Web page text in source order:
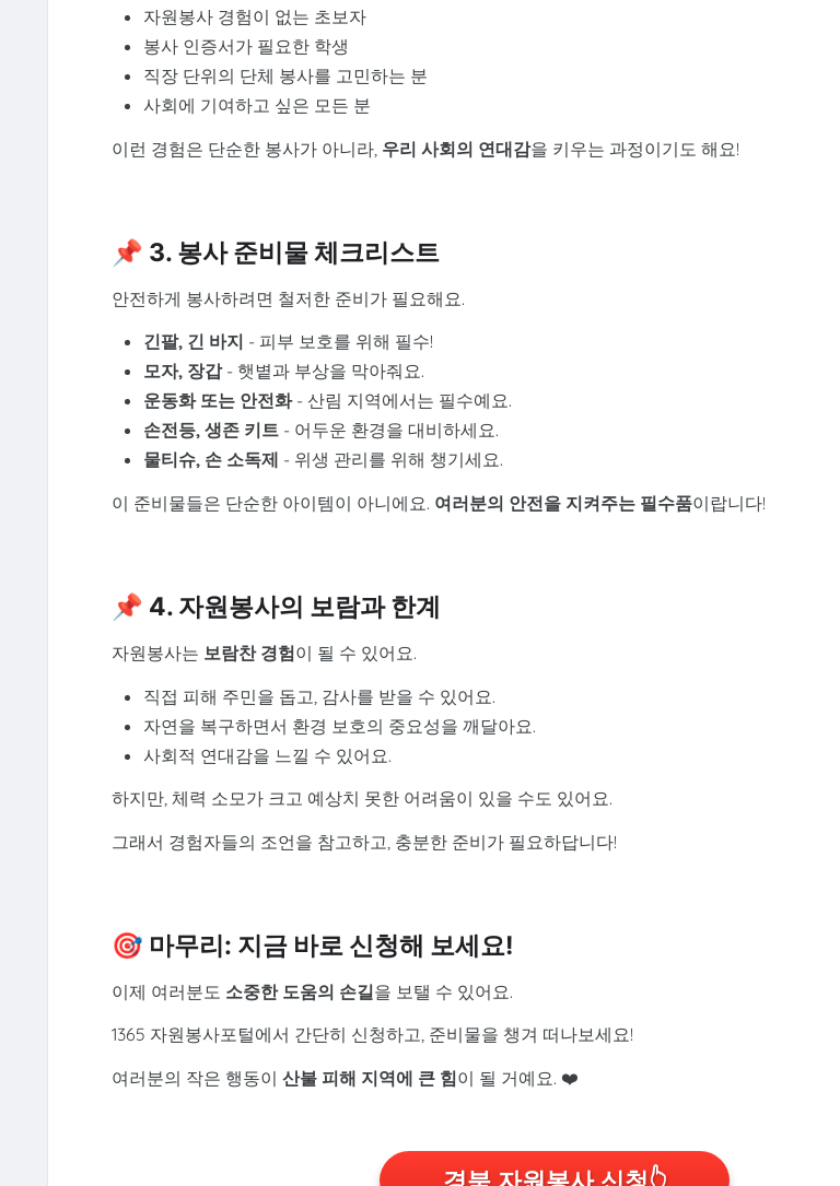
자원봉사 경험이 없는 초보자
봉사 인증서가 필요한 학생
직장 단위의 단체 봉사를 고민하는 분
사회에 기여하고 싶은 모든 분
이런 경험은 단순한 봉사가 아니라, 우리 사회의 연대감을 키우는 과정이기도 해요!
📌 3. 봉사 준비물 체크리스트
안전하게 봉사하려면 철저한 준비가 필요해요.
긴팔, 긴 바지 - 피부 보호를 위해 필수!
모자, 장갑- 햇볕과 부상을 막아줘요.
운동화 또는 안전화- 산림 지역에서는 필수예요.
손전등, 생존 키트 - 어두운 환경을 대비하세요.
물티슈, 손 소독제 - 위생 관리를 위해 챙기세요.
이 준비물들은 단순한 아이템이 아니에요. 여러분의 안전을 지켜주는 필수품이랍니다!
📌 4. 자원봉사의 보람과 한계
자원봉사는 보람찬 경험이 될 수 있어요.
직접 피해 주민을 돕고, 감사를 받을 수 있어요.
자연을 복구하면서 환경 보호의 중요성을 깨달아요.
사회적 연대감을 느낄 수 있어요.
하지만, 체력 소모가 크고 예상치 못한 어려움이 있을 수도 있어요.
그래서 경험자들의 조언을 참고하고, 충분한 준비가 필요하답니다!
🎯 마무리: 지금 바로 신청해 보세요!
이제 여러분도 소중한 도움의 손길을 보탤 수 있어요.
1365 자원봉사포털에서 간단히 신청하고, 준비물을 챙겨 떠나보세요!
여러분의 작은 행동이 산불 피해 지역에 큰 힘이 될 거예요. ❤️